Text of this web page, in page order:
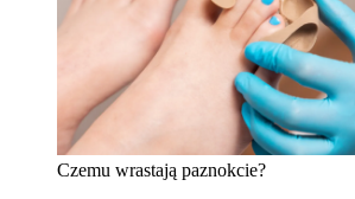
Czemu wrastają paznokcie?